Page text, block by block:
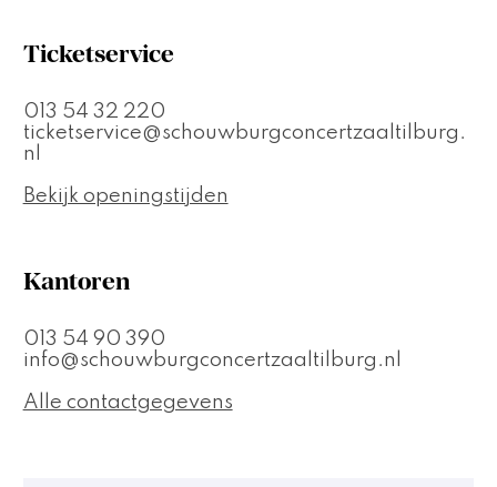
Ticketservice
013 54 32 220
ticketservice@schouwburgconcertzaaltilburg.
nl
Bekijk openingstijden
Kantoren
013 54 90 390
info@schouwburgconcertzaaltilburg.nl
Alle contactgegevens